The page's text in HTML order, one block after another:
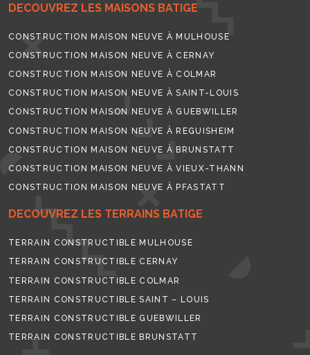
DECOUVREZ LES MAISONS BATIGE
CONSTRUCTION MAISON NEUVE À MULHOUSE
CONSTRUCTION MAISON NEUVE À CERNAY
CONSTRUCTION MAISON NEUVE À COLMAR
CONSTRUCTION MAISON NEUVE À SAINT-LOUIS
CONSTRUCTION MAISON NEUVE À GUEBWILLER
CONSTRUCTION MAISON NEUVE À REGUISHEIM
CONSTRUCTION MAISON NEUVE À BRUNSTATT
CONSTRUCTION MAISON NEUVE À VIEUX-THANN
CONSTRUCTION MAISON NEUVE À PFASTATT
DECOUVREZ LES TERRAINS BATIGE
TERRAIN CONSTRUCTIBLE MULHOUSE
TERRAIN CONSTRUCTIBLE CERNAY
TERRAIN CONSTRUCTIBLE COLMAR
TERRAIN CONSTRUCTIBLE SAINT – LOUIS
TERRAIN CONSTRUCTIBLE GUEBWILLER
TERRAIN CONSTRUCTIBLE BRUNSTATT